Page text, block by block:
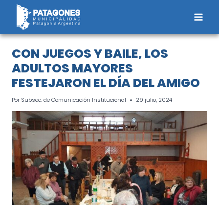
Saltar
contenido
CON JUEGOS Y BAILE, LOS
ADULTOS MAYORES
FESTEJARON EL DÍA DEL AMIGO
Por Subsec. de Comunicación Institucional 29 julio, 2024